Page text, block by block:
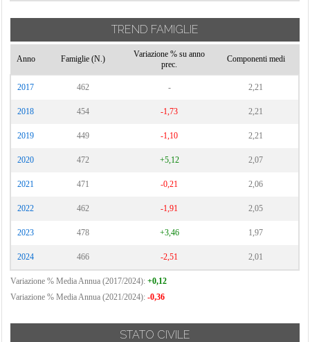
TREND FAMIGLIE
Anno Famiglie (N.)
Variazione % su anno
prec.
Componenti medi
2017 462 - 2,21
2018 454 -1,73 2,21
2019 449 -1,10 2,21
2020 472 +5,12 2,07
2021 471 -0,21 2,06
2022 462 -1,91 2,05
2023 478 +3,46 1,97
2024 466 -2,51 2,01
Variazione % Media Annua (2017/2024): +0,12
Variazione % Media Annua (2021/2024): -0,36
STATO CIVILE